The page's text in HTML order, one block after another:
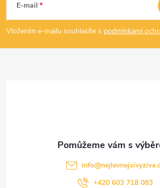
p
E-mail
Vložením e-mailu souhlasíte s podmínkami
info@
+420 603 718 083